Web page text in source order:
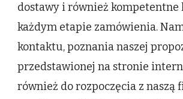
dostawy i również kompetentne
każdym etapie zamówienia.
kontaktu, poznania naszej
przedstawionej na stronie
również do rozpoczęcia z naszą